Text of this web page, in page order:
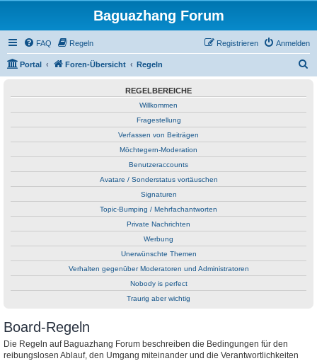
Baguazhang Forum
FAQ Regeln Anmelden
Registrieren
Portal Foren-Übersicht Regeln
REGELBEREICHE
Willkommen
Fragestellung
Verfassen von Beiträgen
Möchtegern-Moderation
Benutzeraccounts
Avatare / Sonderstatus vortäuschen
Signaturen
Topic-Bumping / Mehrfachantworten
Private Nachrichten
Werbung
Unerwünschte Themen
Verhalten gegenüber Moderatoren und Administratoren
Nobody is perfect
Traurig aber wichtig
Board-Regeln
Die Regeln auf Baguazhang Forum beschreiben die Bedingungen für den
reibungslosen Ablauf, den Umgang miteinander und die Verantwortlichkeiten